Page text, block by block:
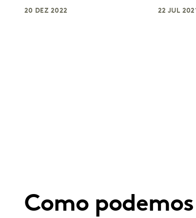
crescimento
20 DEZ 2022 22 JUL 2021
Como